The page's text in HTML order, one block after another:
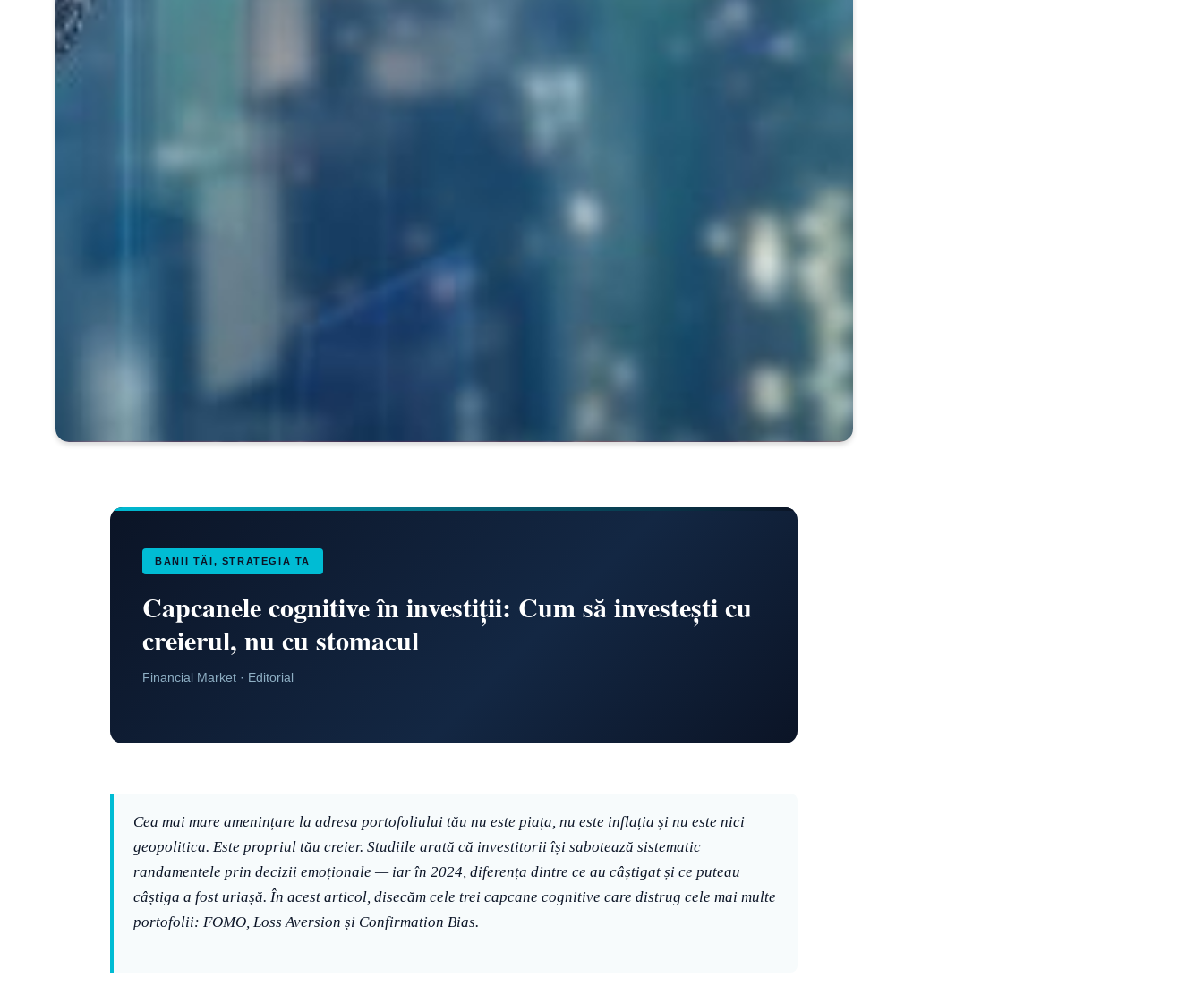
BANII TĂI, STRATEGIA TA
Capcanele cognitive în investiții: Cum să investești cu
creierul, nu cu stomacul
Financial Market · Editorial
Cea mai mare amenințare la adresa portofoliului tău nu este piața, nu este inflația și nu este nici
geopolitica. Este propriul tău creier. Studiile arată că investitorii își sabotează sistematic
randamentele prin decizii emoționale — iar în 2024, diferența dintre ce au câștigat și ceputeau
câștiga a fost uriașă. În acest articol, disecăm cele trei capcane cognitive care distrug cele mai multe
portofolii: FOMO, Loss Aversion și Confirmation Bias.